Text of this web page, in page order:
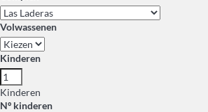
Volwassenen
Kinderen
Kinderen
Nº kinderen